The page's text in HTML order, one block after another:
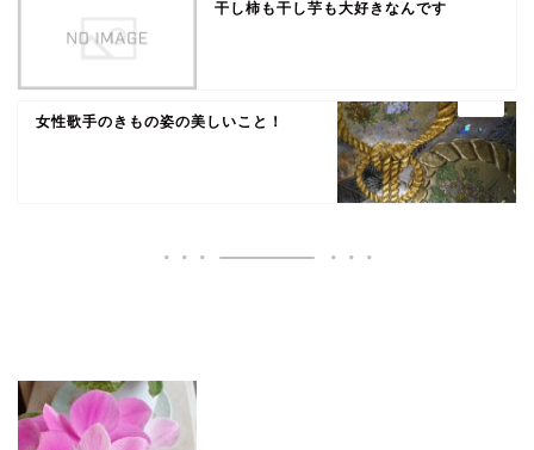
干し柿も干し芋も大好きなんです
女性歌手のきもの姿の美しいこと！